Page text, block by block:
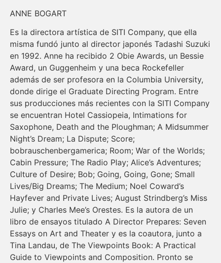
ANNE BOGART
Es la directora artística de SITI Company, que ella
misma fundó junto al director japonés Tadashi Suzuki
en 1992. Anne ha recibido 2 Obie Awards, un Bessie
Award, un Guggenheim y una beca Rockefeller
además de ser profesora en la Columbia University,
donde dirige el Graduate Directing Program. Entre
sus producciones más recientes con la SITI Company
se encuentran Hotel Cassiopeia, Intimations for
Saxophone, Death and the Ploughman; A Midsummer
Night’s Dream; La Dispute; Score;
bobrauschenbergamerica; Room; War of the Worlds;
Cabin Pressure; The Radio Play; Alice’s Adventures;
Culture of Desire; Bob; Going, Going, Gone; Small
Lives/Big Dreams; The Medium; Noel Coward’s
Hayfever and Private Lives; August Strindberg’s Miss
Julie; y Charles Mee’s Orestes. Es la autora de un
libro de ensayos titulado A Director Prepares: Seven
Essays on Art and Theater y es la coautora, junto a
Tina Landau, de The Viewpoints Book: A Practical
Guide to Viewpoints and Composition. Pronto se